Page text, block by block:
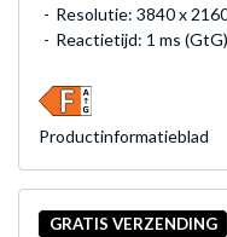
Resolutie: 3840 x
Reactietijd: 1 ms (GtG)
Product­informatieblad
GRATIS VERZENDING